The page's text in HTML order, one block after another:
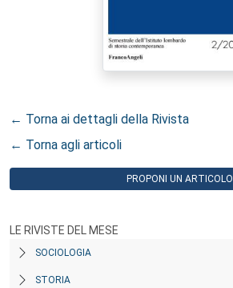
← Torna ai dettagli della Rivista
← Torna agli articoli
PROPONI UN ARTICOLO
LE RIVISTE DEL MESE
SOCIOLOGIA
STORIA